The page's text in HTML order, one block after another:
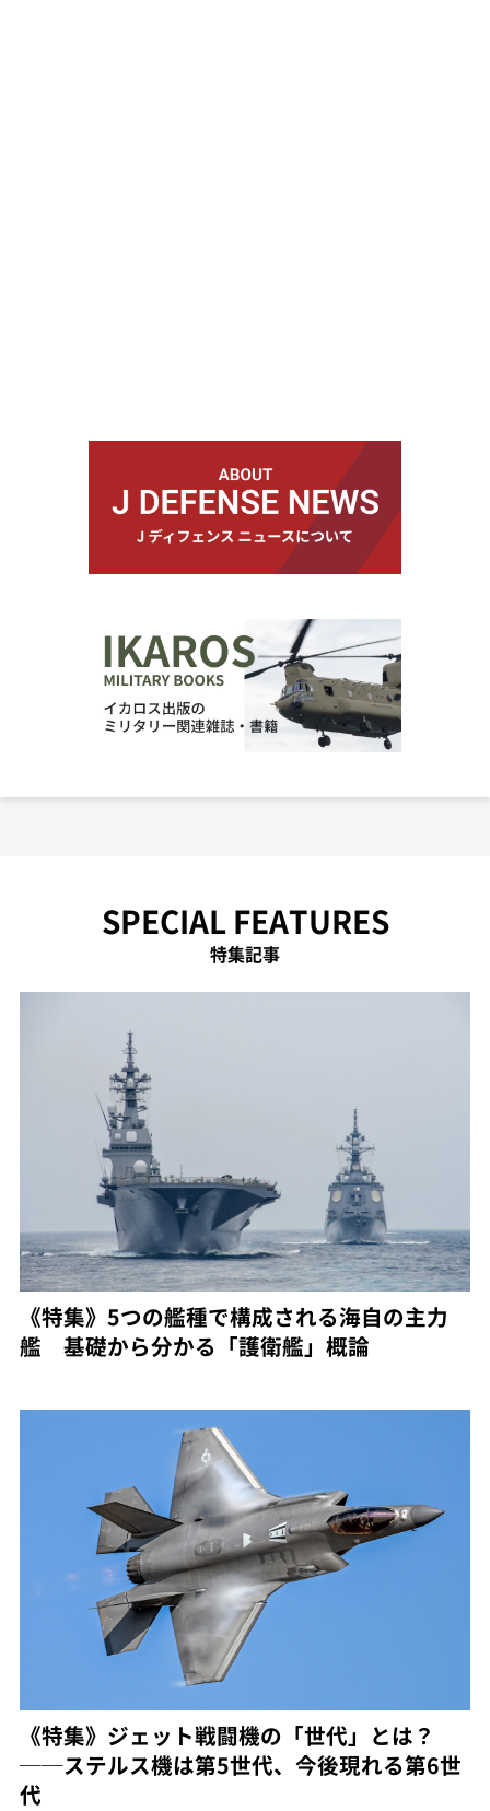
SPECIAL FEATURES
特集記事
《特集》5つの艦種で構成される海自の主力
艦 基礎から分かる「護衛艦」概論
《特集》ジェット戦闘機の「世代」とは？
──ステルス機は第5世代、今後現れる第6世
代